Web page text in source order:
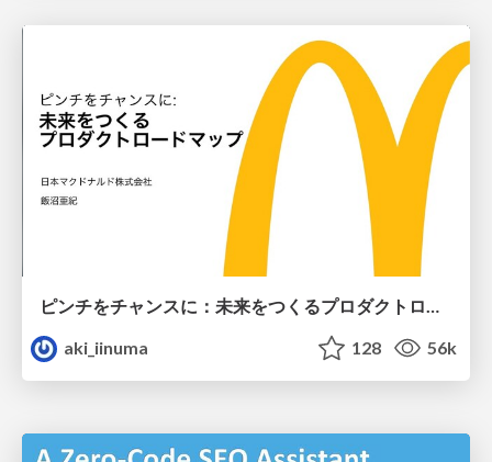
ピンチをチャンスに：未来をつくるプロダクトロードマップ #pmconf2020
aki_iinuma
128 56k